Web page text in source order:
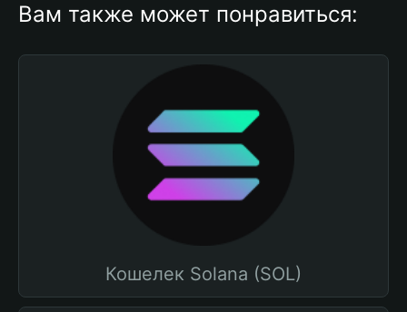
Вам также может понравиться:
Кошелек Solana (SOL)